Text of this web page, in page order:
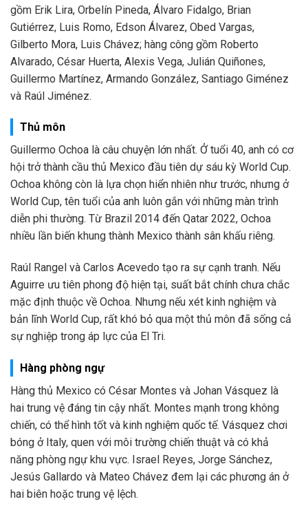
gồm Erik Lira, Orbelín Pineda, Álvaro Fidalgo, Brian
Gutiérrez, Luis Romo, Edson Álvarez, Obed Vargas,
Gilberto Mora, Luis Chávez; hàng công gồm Roberto
Alvarado, César Huerta, Alexis Vega, Julián Quiñones,
Guillermo Martínez, Armando González, Santiago Giménez
và Raúl Jiménez.
Thủ môn
Guillermo Ochoa là câu chuyện lớn nhất. Ở tuổi 40, anh có cơ
hội trở thành cầu thủ Mexico đầu tiên dự sáu kỳ World Cup.
Ochoa không còn là lựa chọn hiển nhiên như trước, nhưng ở
World Cup, tên tuổi của anh luôn gắn với những màn trình
diễn phi thường. Từ Brazil 2014 đến Qatar 2022, Ochoa
nhiều lần biến khung thành Mexico thành sân khấu riêng.
Raúl Rangel và Carlos Acevedo tạo ra sự cạnh tranh. Nếu
Aguirre ưu tiên phong độ hiện tại, suất bắt chính chưa chắc
mặc định thuộc về Ochoa. Nhưng nếu xét kinh nghiệm và
bản lĩnh World Cup, rất khó bỏ qua một thủ môn đã sống cả
sự nghiệp trong áp lực của El Tri.
Hàng phòng ngự
Hàng thủ Mexico có César Montes và Johan Vásquez là
hai trung vệ đáng tin cậy nhất. Montes mạnh trong không
chiến, có thể hình tốt và kinh nghiệm quốc tế. Vásquez chơi
bóng ở Italy, quen với môi trường chiến thuật và có khả
năng phòng ngự khu vực. Israel Reyes, Jorge Sánchez,
Jesús Gallardo và Mateo Chávez đem lại các phương án ở
hai biên hoặc trung vệ lệch.